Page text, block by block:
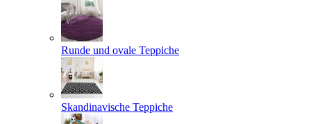
Runde und ovale Teppiche
Skandinavische Teppiche